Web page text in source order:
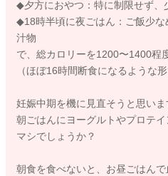
◆夕方におやつ：特に制限せず、
◆18時半頃に夜ごはん：ご飯少な
汁物
で、総カロリーを1200〜1400程
（ほぼ16時間断食になるような形
妊娠中期を機に見直そうと思いま
朝ごはんにヨーグルトやプロテ
マシでしょうか？
朝食を食べないと、お昼ごはん